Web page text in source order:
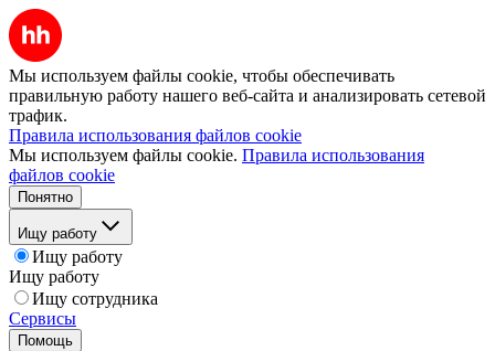
Мы используем файлы cookie, чтобы обеспечивать
правильную работу нашего веб-сайта и анализировать сетевой
трафик.
Правила использования файлов cookie
Мы используем файлы cookie. Правила использования
файлов cookie
Понятно
Ищу работу
Ищу работу
Ищу работу
Ищу сотрудника
Сервисы
Помощь